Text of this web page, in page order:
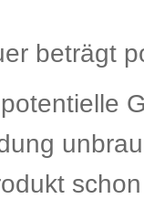
beträgt